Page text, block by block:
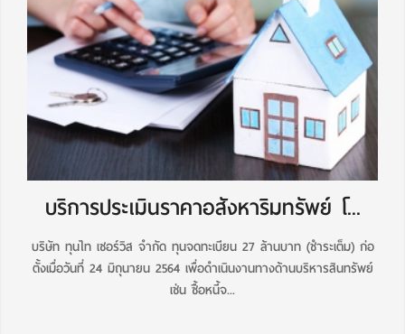
บริการประเมินราคาอสังหาริมทรัพย์ โ...
บริษัท ทุนไท เซอร์วิส จำกัด ทุนจดทะเบียน 27 ล้านบาท (ชำระเต็ม) ก่อ
ตั้งเมื่อวันที่ 24 มิถุนายน 2564 เพื่อดำเนินงานทางด้านบริหารสินทรัพย์
เช่น ซื้อหนี้จ...